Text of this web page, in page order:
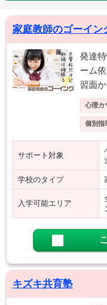
家庭教師のゴーイン
発達
ーム
習面
心理カ
個別指
サポート対象
学校のタイプ
入学可能エリア
キズキ共育塾